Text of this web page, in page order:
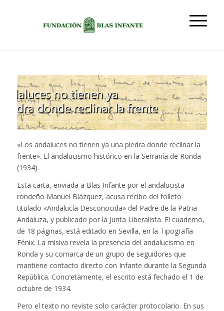
«Los andaluces no tienen ya una piedra donde reclinar la
frente». El andalucismo histórico en la Serranía de Ronda
(1934).
Esta carta, enviada a Blas Infante por el andalucista
rondeño Manuel Blázquez, acusa recibo del folleto
titulado «Andalucía Desconocida» del Padre de la Patria
Andaluza, y publicado por la Junta Liberalista. El cuaderno,
de 18 páginas, está editado en Sevilla, en la Tipografía
Fénix. La misiva revela la presencia del andalucismo en
Ronda y su comarca de un grupo de seguidores que
mantiene contacto directo con Infante durante la Segunda
República. Concretamente, el escrito está fechado el 1 de
octubre de 1934.
Pero el texto no reviste solo carácter protocolario. En sus